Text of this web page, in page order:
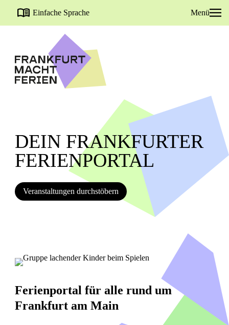
Einfache Sprache Menü
DEIN FRANKFURTER
FERIENPORTAL
Veranstaltungen durchstöbern
Ferienportal für alle rund um
Frankfurt am Main